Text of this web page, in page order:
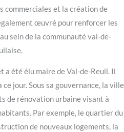
commerciales et la création de
œuvré pour renforcer les
sein de la communauté val-de-
a été élu maire de Val-de-Reuil. Il
jour. Sous sa gouvernance, la ville
de rénovation urbaine visant à
Par exemple, le quartier du
de nouveaux logements, la